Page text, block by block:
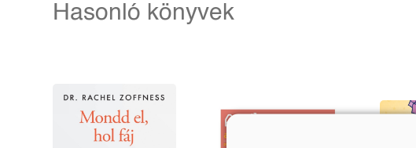
Hasonló könyvek